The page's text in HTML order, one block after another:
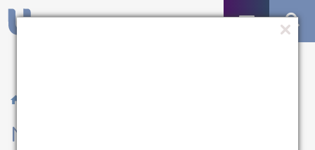
Notícias